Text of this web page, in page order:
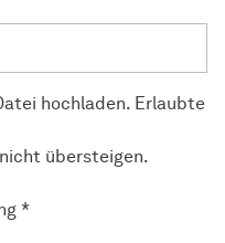
hochladen. Erlaubte
übersteigen.
*